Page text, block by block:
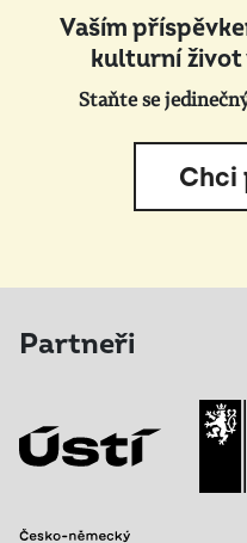
Vaším
kulturní život
Staňte se
Chci
Partneři